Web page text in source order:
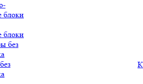
блоки